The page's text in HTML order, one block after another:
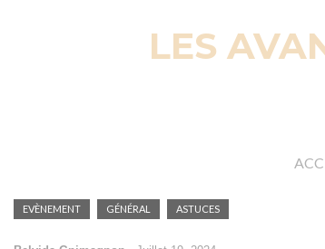
LES
EVÈNEMENT GÉNÉRAL ASTUCES